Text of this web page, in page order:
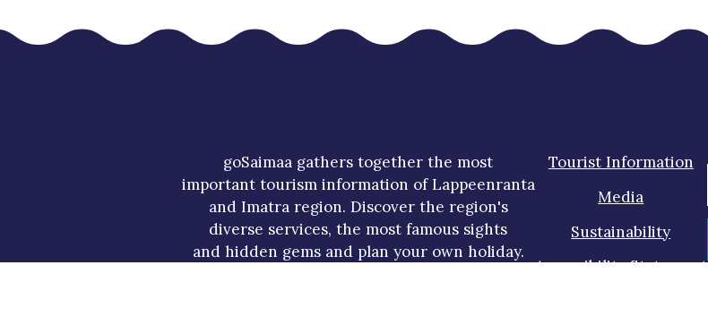
goSaimaa gathers together the most
important tourism information of Lappeenranta
and Imatra region. Discover the region's
diverse services, the most famous sights
and hidden gems and plan your own holiday.
Tourist Information
Media
Sustainability
Accessibility Statement